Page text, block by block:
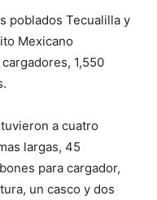
poblados Tecualilla y
Mexicano
1,550
a cuatro
largas, 45
para cargador,
un casco y dos